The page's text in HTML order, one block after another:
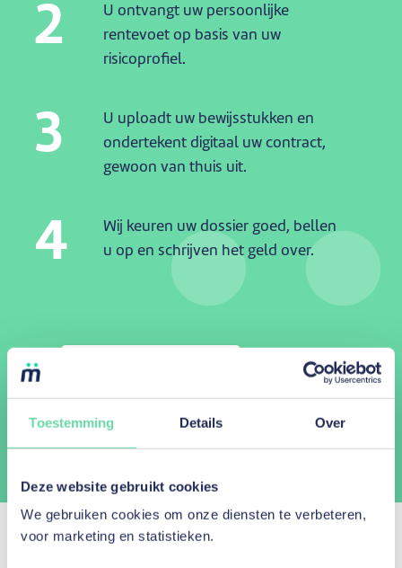
Toestemming Details Over
Deze website gebruikt cookies
We gebruiken cookies om onze diensten te verbeteren,
voor marketing en statistieken.
2
U ontvangt uw persoonlijke
rentevoet op basis van uw
risicoprofiel.
3
U uploadt uw bewijsstukken en
ondertekent digitaal uw contract,
gewoon van thuis uit.
4
Wij keuren uw dossier goed, bellen
u op en schrijven het geld over.